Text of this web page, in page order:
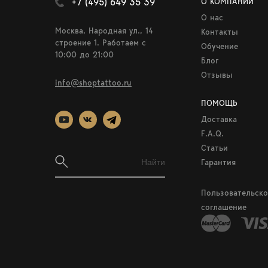
Москва, Народная ул., 14
строение 1. Работаем c
10:00 до 21:00
info@shoptattoo.ru
О нас
Контакты
Обучение
Блог
Отзывы
ПОМОЩЬ
Доставка
F.A.Q.
Статьи
Гарантия
соглашение